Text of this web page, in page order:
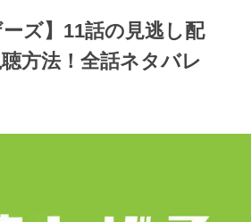
ーズ】11話の見逃し配
方法！全話ネタバレ